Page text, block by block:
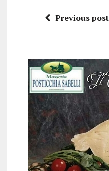
Previous post